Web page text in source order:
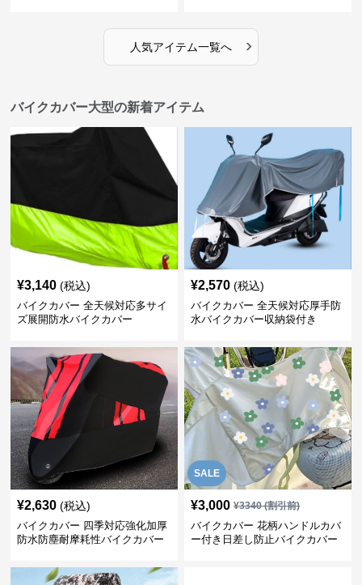
人気アイテム一覧へ ›
バイクカバー大型の新着アイテム
¥3,140 (税込)
バイクカバー 全天候対応多サイ
ズ展開防水バイクカバー
¥2,570 (税込)
バイクカバー 全天候対応厚手防
水バイクカバー収納袋付き
¥2,630 (税込)
バイクカバー 四季対応強化加厚
防水防塵耐摩耗性バイクカバー
SALE
¥3,000 ¥3340(割引前)
バイクカバー 花柄ハンドルカバ
ー付き日差し防止バイクカバー